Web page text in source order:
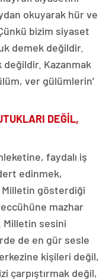
okuyarak hür ve
bizim siyaset
demek değildir.
Kazanmak
ver gülümlerin’
DEĞİL,
faydalı iş
edinmek,
gösterdiği
mazhar
Milletin sesini
de en gür sesle
kişileri değil,
çarpıştırmak değil,